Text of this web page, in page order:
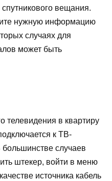
вещания.
нужную информацию
случаях для
может быть
телевидения в квартиру
к ТВ-
случаев
штекер, войти в меню
источника кабель